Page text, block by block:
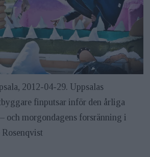
2012-04-29. Uppsalas
finputsar inför den årliga
och morgondagens forsränning i